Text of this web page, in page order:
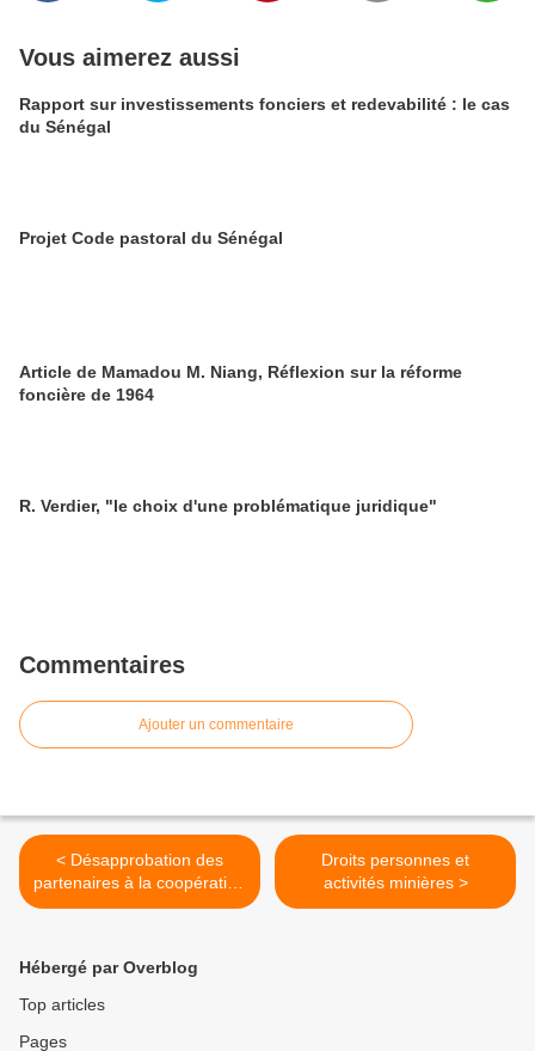
Vous aimerez aussi
Rapport sur investissements fonciers et redevabilité : le cas
du Sénégal
Projet Code pastoral du Sénégal
Article de Mamadou M. Niang, Réflexion sur la réforme
foncière de 1964
R. Verdier, "le choix d'une problématique juridique"
Commentaires
Ajouter un commentaire
< Désapprobation des
partenaires à la coopération
du " nouveau" Code des
Droits personnes et
activités minières >
Hébergé par Overblog
Top articles
Pages